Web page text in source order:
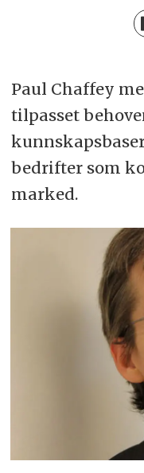
Paul Chaffey
tilpasset
bedrifter som
marked.